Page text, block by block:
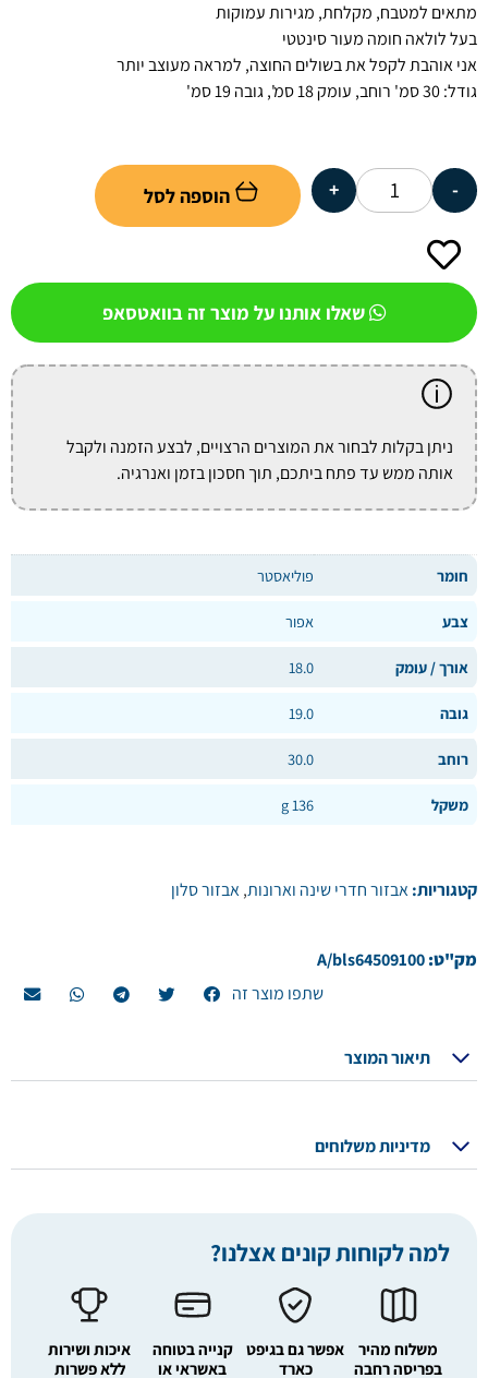
מתאים למטבח, מקלחת, מגירות עמוקות
בעל לולאה חומה מעור סינטטי
אני אוהבת לקפל את בשולים החוצה, למראה מעוצב יותר
גודל: 30 סמ' רוחב, עומק 18 סמ', גובה 19 סמ'
הוספה לסל
שאלו אותנו על מוצר זה בוואטסאפ
ניתן בקלות לבחור את המוצרים הרצויים, לבצע הזמנה ולקבל
אותה ממש עד פתח ביתכם, תוך חסכון בזמן ואנרגיה.
חומר פוליאסטר
צבע אפור
אורך / עומק 18.0
גובה 19.0
רוחב 30.0
משקל 136 g
קטגוריות:אבזור חדרי שינה וארונות,אבזור סלון
מק"ט:A/bls64509100
שתפו מוצר זה
תיאור המוצר
מדיניות משלוחים
למה לקוחות קונים אצלנו?
משלוח מהיר
בפריסה רחבה
אפשר גם בגיפט
כארד
קנייה בטוחה
באשראי או
איכות ושירות
ללא פשרות